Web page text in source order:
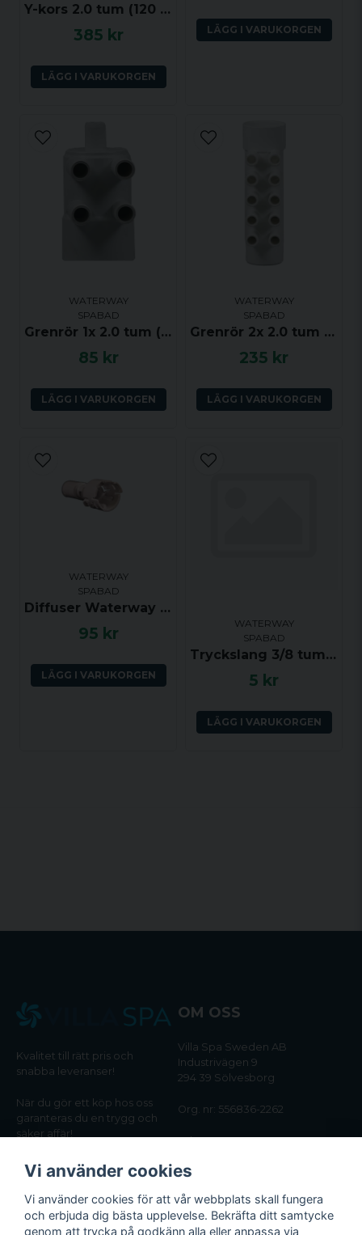
Y-kors 2.0 tum (120 grader) ho-ho-ho
385 kr
LÄGG I VARUKORGEN
LÄGG I VARUKORGEN
WATERWAY
SPABAD
Grenrör 1x 2.0 tum (ho) till 4x 0.75 tum (ha) med dränering
85 kr
LÄGG I VARUKORGEN
WATERWAY
SPABAD
Grenrör 2x 2.0 tum (ha-ho) till 10x 0.75 tum (ha)
235 kr
LÄGG I VARUKORGEN
WATERWAY
SPABAD
Diffuser Waterway Clusterstorm (klick)
95 kr
LÄGG I VARUKORGEN
WATERWAY
SPABAD
Tryckslang 3/8 tum (YD ca 14 mm, ID ca 9.5 mm) per dm
5 kr
LÄGG I VARUKORGEN
På utsidan kan du
montera en
Skicka fråga
Kvalitet till rätt pris och
snabba leveranser!
När du gör ett köp hos oss
garanteras du en trygg och
säker affär!
OM OSS
Villa Spa Sweden AB
Industrivägen 9
294 39 Sölvesborg
Org. nr: 556836-2262
Tel:0456-405566
Email:
INFORMATION
Vi använder cookies
Vi använder cookies för att vår webbplats skall fungera
och erbjuda dig bästa upplevelse. Bekräfta ditt samtycke
genom att trycka på godkänn alla eller anpassa via